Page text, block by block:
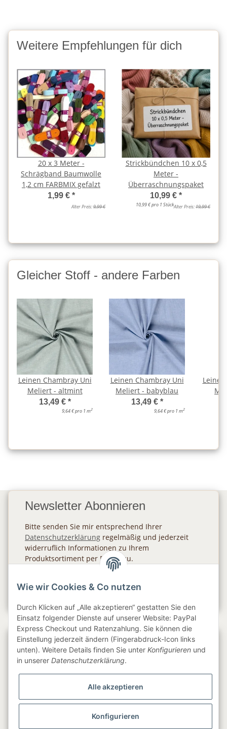
Weitere Empfehlungen für dich
20 x 3 Meter -
Schrägband Baumwolle
1,2 cm FARBMIX gefalzt
1,99 € *
Alter Preis:9,99 €
Strickbündchen 10 x 0,5
Meter -
Überraschnungspaket
10,99 € *
10,99 € pro 1 StückAlter Preis:19,99 €
Gleicher Stoff - andere Farben
Leinen Chambray Uni
Meliert - altmint
13,49 € *
9,64 € pro 1 m2
Leinen Chambray Uni
Meliert - babyblau
13,49 € *
9,64 € pro 1 m2
Newsletter Abonnieren
Bitte senden Sie mir entsprechend Ihrer
Datenschutzerklärung regelmäßig und jederzeit
widerruflich Informationen zu Ihrem
Produktsortiment per E-Mail zu.
Gesetzliche Informationen
Wie wir Cookies & Co nutzen
Durch Klicken auf „Alle akzeptieren“ gestatten Sie den
Einsatz folgender Dienste auf unserer Website: PayPal
Express Checkout und Ratenzahlung. Sie können die
Einstellung jederzeit ändern (Fingerabdruck-Icon links
unten). Weitere Details finden Sie unter Konfigurieren und
in unserer Datenschutzerklärung.
Alle akzeptieren
Konfigurieren